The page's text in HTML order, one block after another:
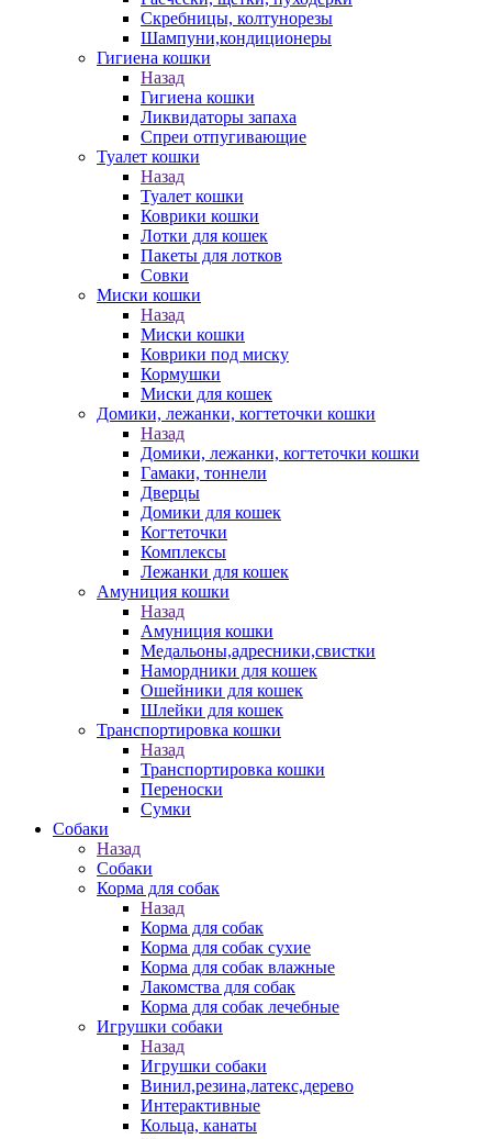
Скребницы, колтунорезы
Шампуни,кондиционеры
Гигиена кошки
Назад
Гигиена кошки
Ликвидаторы запаха
Спреи отпугивающие
Туалет кошки
Назад
Туалет кошки
Коврики кошки
Лотки для кошек
Пакеты для лотков
Совки
Миски кошки
Назад
Миски кошки
Коврики под миску
Кормушки
Миски для кошек
Домики, лежанки, когтеточки кошки
Назад
Домики, лежанки, когтеточки кошки
Гамаки, тоннели
Дверцы
Домики для кошек
Когтеточки
Комплексы
Лежанки для кошек
Амуниция кошки
Назад
Амуниция кошки
Медальоны,адресники,свистки
Намордники для кошек
Ошейники для кошек
Шлейки для кошек
Транспортировка кошки
Назад
Транспортировка кошки
Переноски
Сумки
Собаки
Назад
Собаки
Корма для собак
Назад
Корма для собак
Корма для собак сухие
Корма для собак влажные
Лакомства для собак
Корма для собак лечебные
Игрушки собаки
Назад
Игрушки собаки
Винил,резина,латекс,дерево
Интерактивные
Кольца, канаты